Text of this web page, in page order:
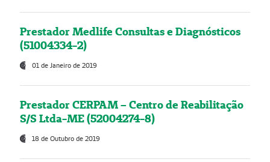
Prestador Medlife Consultas e Diagnósticos
(51004334-2)
01 de Janeiro de 2019
Prestador CERPAM – Centro de Reabilitação
S/S Ltda-ME (52004274-8)
18 de Outubro de 2019